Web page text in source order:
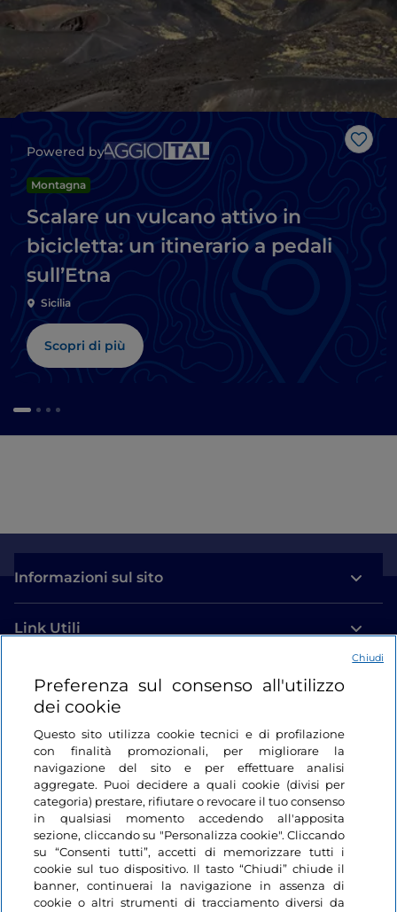
Like
Powered by
Montagna
Scalare un vulcano attivo in
bicicletta: un itinerario a pedali
sull’Etna
Sicilia
Scopri di più
Informazioni sul sito
Link Utili
Login
Restiamo in contatto
Preferenza sul consenso all'utilizzo
dei cookie
Questo sito utilizza cookie tecnici e di profilazione
con finalità promozionali, per migliorare la
navigazione del sito e per effettuare analisi
aggregate. Puoi decidere a quali cookie (divisi per
categoria) prestare, rifiutare o revocare il tuo consenso
in qualsiasi momento accedendo all'apposita
sezione, cliccando su "Personalizza cookie". Cliccando
su “Consenti tutti”, accetti di memorizzare tutti i
cookie sul tuo dispositivo. Il tasto “Chiudi” chiude il
banner, continuerai la navigazione in assenza di
cookie o altri strumenti di tracciamento diversi da
Chiudi